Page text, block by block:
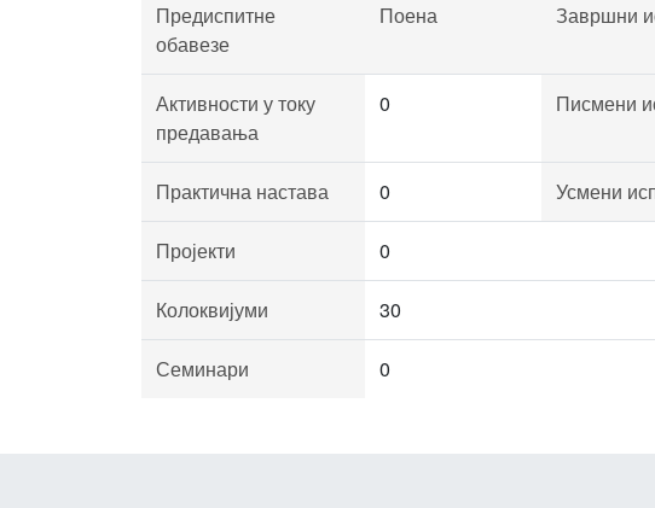
Предиспитне
обавезе
Поена Завршни
Активности у току
предавања
0 Писмени
Практична настава 0 Усмени
Пројекти 0
Колоквијуми 30
Семинари 0